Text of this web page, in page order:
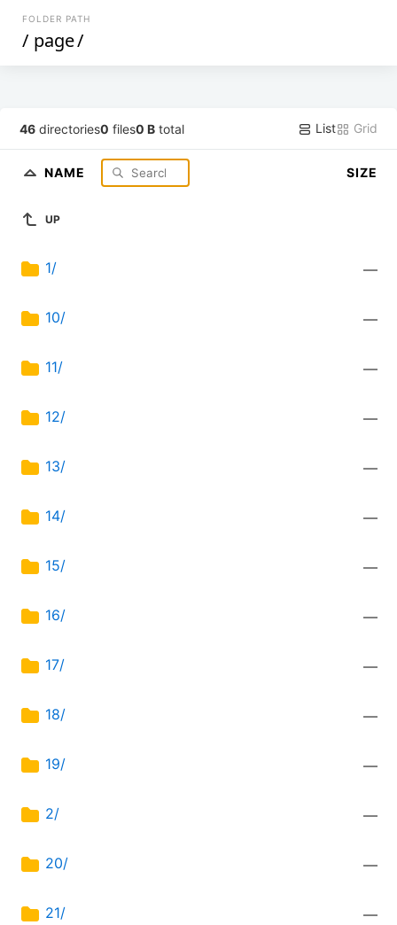
FOLDER PATH
/ page/
46 directories0 files0 B total List Grid
NAME SIZE
UP
1/ —
10/ —
11/ —
12/ —
13/ —
14/ —
15/ —
16/ —
17/ —
18/ —
19/ —
2/ —
20/ —
21/ —